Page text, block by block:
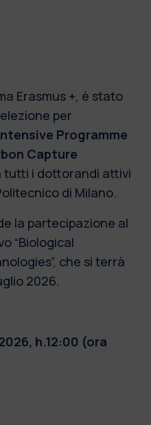
Erasmus +, è stato
per
Programme
Capture
tutti i dottorandi attivi
di Milano.
la partecipazione al
“Biological
che si terrà
2026.
h.12:00 (ora